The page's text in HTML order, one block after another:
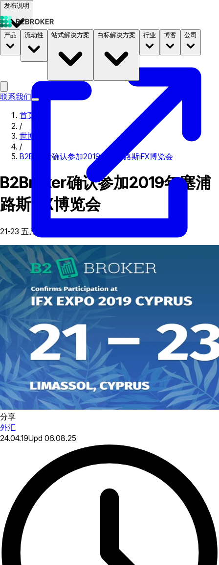
发布说明
文档 定价 B2STORE
产品 流动性 站式解决方案 白标解决方案 行业 博客 公司
联系我们
首页
/
世博会
/
B2Broker确认参加2019年塞浦路斯iFX博览会
B2Broker确认参加2019年塞浦
路斯iFX博览会
21-23 五月, 2019
分享
外汇
24.04.19Upd 06.08.25